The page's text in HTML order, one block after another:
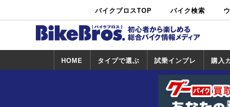
バイクブロスTOP バイク検索
中古バイ
ク・新車検
カタログ検
索
ショップ検
索
HOME タイプで選ぶ 試乗インプレ
試乗インプレ
一覧
ホンダ
ヤマハ
スズキ
カワサキ
ハーレー
BMW
トライアンフ
ドゥカティ
購入
一覧